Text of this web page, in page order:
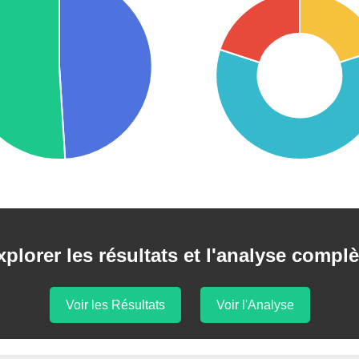
les résultats et l'analyse
Voir les Résultats Voir l'Analyse